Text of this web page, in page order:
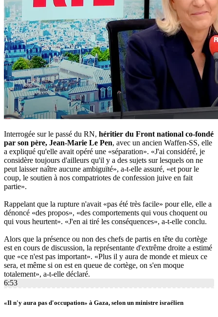
Interrogée sur le passé du RN, héritier du Front national co-fondé
par son père, Jean-Marie Le Pen, avec un ancien Waffen-SS, elle
a expliqué qu'elle avait opéré une «séparation». «J'ai considéré, je
considère toujours d'ailleurs qu'il y a des sujets sur lesquels on ne
peut laisser naître aucune ambiguïté», a-t-elle assuré, «et pour le
coup, le soutien à nos compatriotes de confession juive en fait
partie».
Rappelant que la rupture n'avait «pas été très facile» pour elle, elle a
dénoncé «des propos», «des comportements qui vous choquent ou
qui vous heurtent». «J'en ai tiré les conséquences», a-t-elle conclu.
Alors que la présence ou non des chefs de partis en tête du cortège
est en cours de discussion, la représentante d'extrême droite a estimé
que «ce n'est pas important». «Plus il y aura de monde et mieux ce
sera, et même si on est en queue de cortège, on s'en moque
totalement», a-t-elle déclaré.
6:53
«Il n'y aura pas d'occupation» à Gaza, selon un ministre israélien